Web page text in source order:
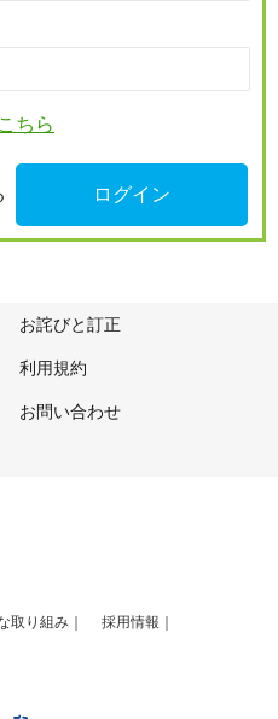
こちら
お詫びと訂正
利用規約
お問い合わせ
取り組み
採用情報